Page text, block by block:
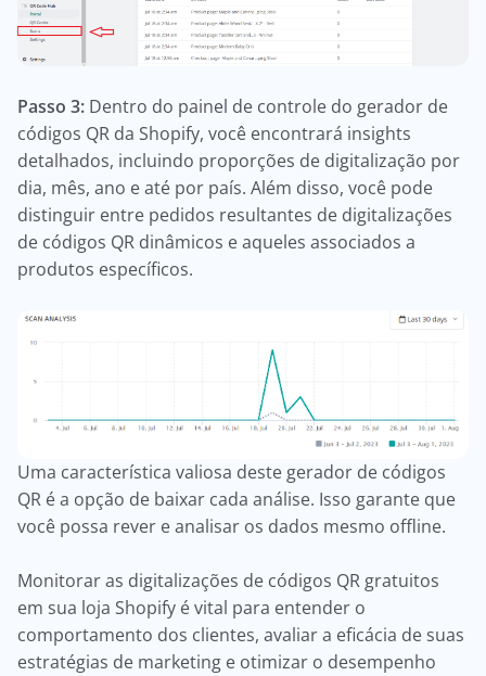
Passo 3: Dentro do painel de controle do gerador de
códigos QR da Shopify, você encontrará insights
detalhados, incluindo proporções de digitalização por
dia, mês, ano e até por país. Além disso, você pode
distinguir entre pedidos resultantes de digitalizações
de códigos QR dinâmicos e aqueles associados a
produtos específicos.
Uma característica valiosa deste gerador de códigos
QR é a opção de baixar cada análise. Isso garante que
você possa rever e analisar os dados mesmo offline.
Monitorar as digitalizações de códigos QR gratuitos
em sua loja Shopify é vital para entender o
comportamento dos clientes, avaliar a eficácia de suas
estratégias de marketing e otimizar o desempenho